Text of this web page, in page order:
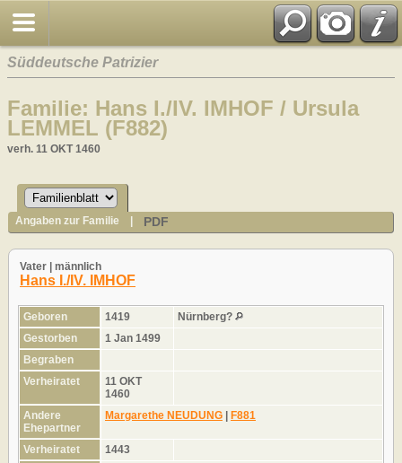
Süddeutsche Patrizier
Familie: Hans I./IV. IMHOF / Ursula
LEMMEL (F882)
verh. 11 OKT 1460
Angaben zur Familie PDF
Vater | männlich
Hans I./IV. IMHOF
Geboren 1419
Nürnberg?
Gestorben
1 Jan 1499
Begraben
Verheiratet
11 OKT
1460
Andere
Ehepartner
Margarethe NEUDUNG | F881
Verheiratet
1443